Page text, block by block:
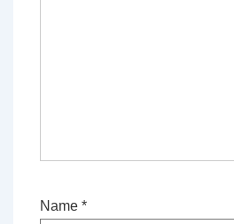
Name *